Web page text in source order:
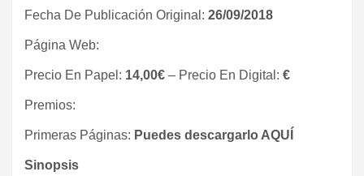
Fecha De Publicación Original: 26/09/2018
Página Web:
Precio En Papel: 14,00€ – Precio En Digital: €
Premios:
Primeras Páginas: Puedes descargarlo AQUÍ
Sinopsis